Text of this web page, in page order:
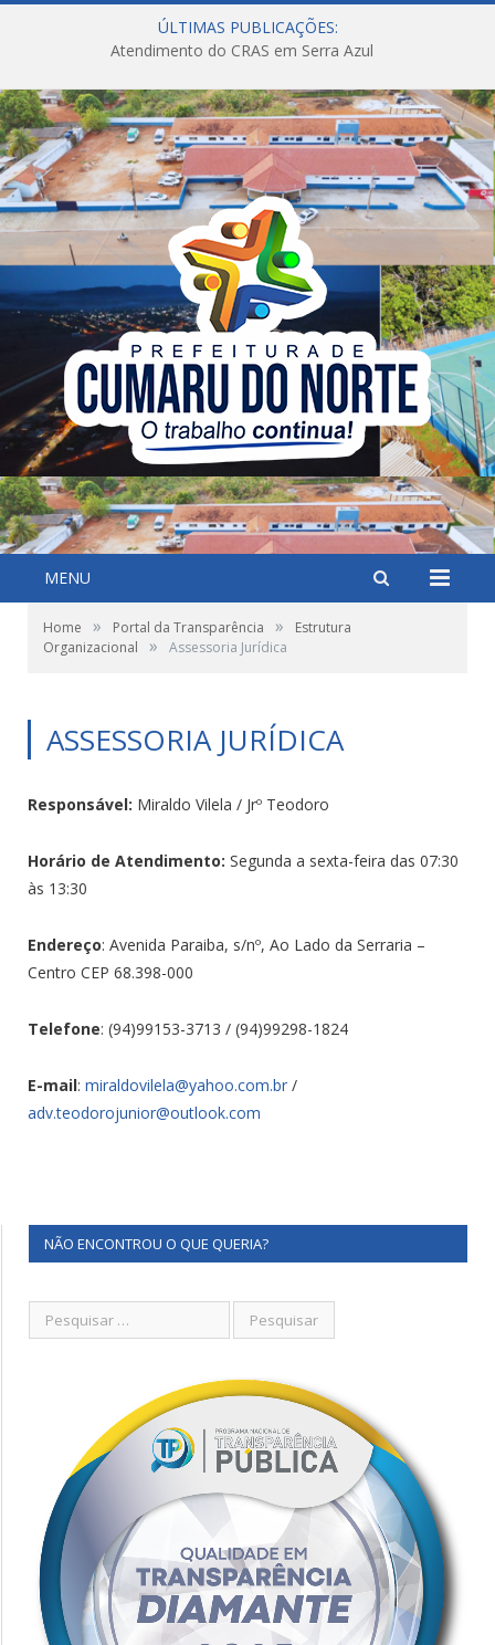
ÚLTIMAS PUBLICAÇÕES:
Atendimento do CRAS em Serra Azul
MENU
Home » Portal da Transparência »
Estrutura
Organizacional
» Assessoria Jurídica
ASSESSORIA JURÍDICA
Responsável: Miraldo Vilela / Jrº Teodoro
Horário de Atendimento: Segunda a sexta-feira das 07:30
às 13:30
Endereço: Avenida Paraiba, s/nº, Ao Lado da Serraria –
Centro CEP 68.398-000
Telefone: (94)99153-3713 / (94)99298-1824
E-mail: miraldovilela@yahoo.com.br /
adv.teodorojunior@outlook.com
NÃO ENCONTROU O QUE QUERIA?